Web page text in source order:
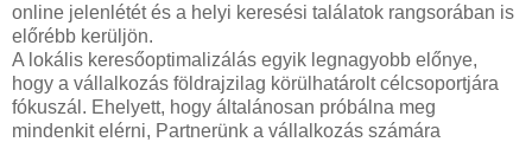
online jelenlétét és a helyi keresési találatok rangsorában is
előrébb kerüljön.
A lokális keresőoptimalizálás egyik legnagyobb előnye,
hogy a vállalkozás földrajzilag körülhatárolt célcsoportjára
fókuszál. Ehelyett, hogy általánosan próbálna meg
mindenkit elérni, Partnerünk a vállalkozás számára